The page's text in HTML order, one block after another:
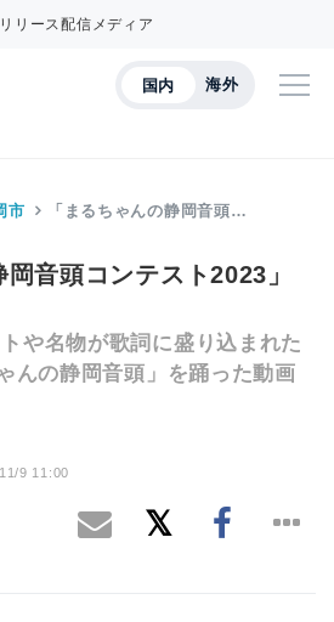
リース配信メディア
国内 海外
市 「まるちゃんの静岡音頭…
岡音頭コンテスト2023」
や名物が歌詞に盛り込まれた
んの静岡音頭」を踊った動画
9 11:00